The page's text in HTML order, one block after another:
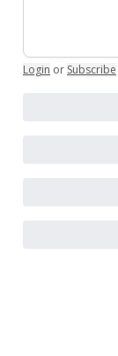
Login or Subscribe